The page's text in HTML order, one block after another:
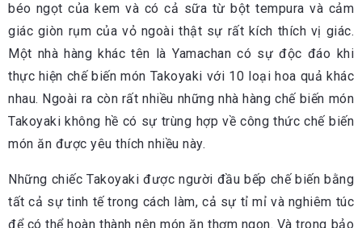
béo ngọt của kem và có cả sữa từ bột tempura và cảm
giác giòn rụm của vỏ ngoài thật sự rất kích thích vị giác.
Một nhà hàng khác tên là Yamachan có sự độc đáo khi
thực hiện chế biến món Takoyaki với 10 loại hoa quả khác
nhau. Ngoài ra còn rất nhiều những nhà hàng chế biến món
Takoyaki không hề có sự trùng hợp về công thức chế biến
món ăn được yêu thích nhiều này.
Những chiếc Takoyaki được người đầu bếp chế biến bằng
tất cả sự tinh tế trong cách làm, cả sự tỉ mỉ và nghiêm túc
để có thể hoàn thành nên món ăn thơm ngon. Và trong bảo